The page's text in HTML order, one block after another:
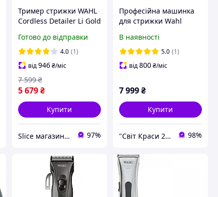
Тример стрижки WAHL
Cordless Detailer Li Gold
Готово до відправки
4.0 (1)
від946 ₴/міс
5 679 ₴
7 599 ₴
Купити
Slice магазин перукарських та манікюрних товарів 97%
Професійна машинка
для стрижки Wahl
star (3026483)
В наявності
5.0 (1)
від800₴/міс
7 999₴
Купити
"Світ Краси 2Salon" Інтернет-магазин 98%